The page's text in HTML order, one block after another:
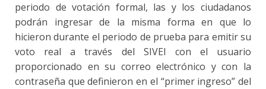
periodo de votación formal, las y los ciudadanos
podrán ingresar de la misma forma en que lo
hicieron durante el periodo de prueba para emitir su
voto real a través del SIVEI con el usuario
proporcionado en su correo electrónico y con la
contraseña que definieron en el “primer ingreso” del